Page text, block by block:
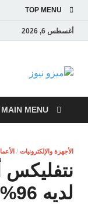
TOP MENU
أغسطس 6, 2026
MAIN MENU
الأجهزة والإلكترونيات /